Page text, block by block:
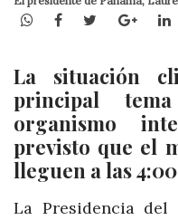
WhatsApp
Facebook
Twitter
La situación
principal
organismo
previsto que el
lleguen a las
La Presidencia